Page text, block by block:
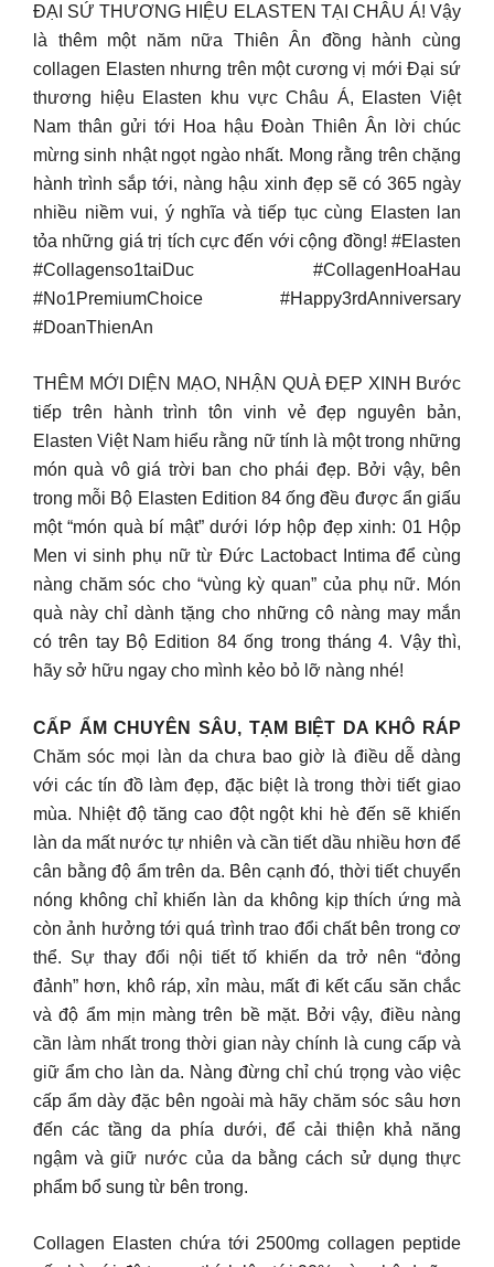
ĐẠI SỨ THƯƠNG HIỆU ELASTEN TẠI CHÂU Á! Vậy
là thêm một năm nữa Thiên Ân đồng hành cùng
collagen Elasten nhưng trên một cương vị mới Đại sứ
thương hiệu Elasten khu vực Châu Á, Elasten Việt
Nam thân gửi tới Hoa hậu Đoàn Thiên Ân lời chúc
mừng sinh nhật ngọt ngào nhất. Mong rằng trên chặng
hành trình sắp tới, nàng hậu xinh đẹp sẽ có 365 ngày
nhiều niềm vui, ý nghĩa và tiếp tục cùng Elasten lan
tỏa những giá trị tích cực đến với cộng đồng! #Elasten
#Collagenso1taiDuc #CollagenHoaHau
#No1PremiumChoice #Happy3rdAnniversary
#DoanThienAn
THÊM MỚI DIỆN MẠO, NHẬN QUÀ ĐẸP XINH Bước
tiếp trên hành trình tôn vinh vẻ đẹp nguyên bản,
Elasten Việt Nam hiểu rằng nữ tính là một trong những
món quà vô giá trời ban cho phái đẹp. Bởi vậy, bên
trong mỗi Bộ Elasten Edition 84 ống đều được ẩn giấu
một “món quà bí mật” dưới lớp hộp đẹp xinh: 01 Hộp
Men vi sinh phụ nữ từ Đức Lactobact Intima để cùng
nàng chăm sóc cho “vùng kỳ quan” của phụ nữ. Món
quà này chỉ dành tặng cho những cô nàng may mắn
có trên tay Bộ Edition 84 ống trong tháng 4. Vậy thì,
hãy sở hữu ngay cho mình kẻo bỏ lỡ nàng nhé!
CẤP ẨM CHUYÊN SÂU, TẠM BIỆT DA KHÔ RÁP
Chăm sóc mọi làn da chưa bao giờ là điều dễ dàng
với các tín đồ làm đẹp, đặc biệt là trong thời tiết giao
mùa. Nhiệt độ tăng cao đột ngột khi hè đến sẽ khiến
làn da mất nước tự nhiên và cần tiết dầu nhiều hơn để
cân bằng độ ẩm trên da. Bên cạnh đó, thời tiết chuyển
nóng không chỉ khiến làn da không kịp thích ứng mà
còn ảnh hưởng tới quá trình trao đổi chất bên trong cơ
thể. Sự thay đổi nội tiết tố khiến da trở nên “đỏng
đảnh” hơn, khô ráp, xỉn màu, mất đi kết cấu săn chắc
và độ ẩm mịn màng trên bề mặt. Bởi vậy, điều nàng
cần làm nhất trong thời gian này chính là cung cấp và
giữ ẩm cho làn da. Nàng đừng chỉ chú trọng vào việc
cấp ẩm dày đặc bên ngoài mà hãy chăm sóc sâu hơn
đến các tầng da phía dưới, để cải thiện khả năng
ngậm và giữ nước của da bằng cách sử dụng thực
phẩm bổ sung từ bên trong.
Collagen Elasten chứa tới 2500mg collagen peptide